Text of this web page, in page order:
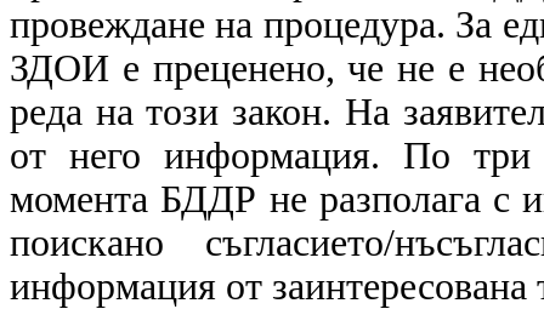
провеждане на процедура. За
ЗДОИ е преценено, че не е
реда на този закон. На
от него информация. По три
момента БДДР не разполага с
поискано съгласието/
информация от заинтересована